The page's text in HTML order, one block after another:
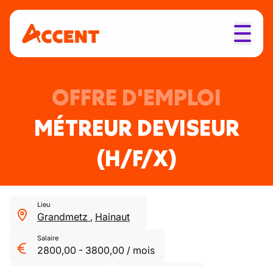
OFFRE D'EMPLOI
MÉTREUR DEVISEUR
(H/F/X)
Lieu
Grandmetz , Hainaut
Salaire
2800,00 - 3800,00 / mois